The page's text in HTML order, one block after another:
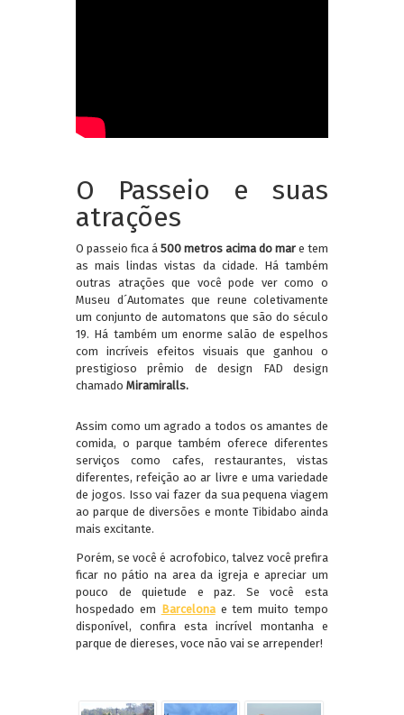
O Passeio e suas
atrações
O passeio fica á 500 metros acima do mar e tem
as mais lindas vistas da cidade. Há também
outras atrações que você pode ver como o
Museu d´Automates que reune coletivamente
um conjunto de automatons que são do século
19. Há também um enorme salão de espelhos
com incríveis efeitos visuais que ganhou o
prestigioso prêmio de design FAD design
chamado Miramiralls.
Assim como um agrado a todos os amantes de
comida, o parque também oferece diferentes
serviços como cafes, restaurantes, vistas
diferentes, refeição ao ar livre e uma variedade
de jogos. Isso vai fazer da sua pequena viagem
ao parque de diversões e monte Tibidabo ainda
mais excitante.
Porém, se você é acrofobico, talvez você prefira
ficar no pátio na area da igreja e apreciar um
pouco de quietude e paz. Se você esta
hospedado em Barcelona e tem muito tempo
disponível, confira esta incrível montanha e
parque de diereses, voce não vai se arrepender!